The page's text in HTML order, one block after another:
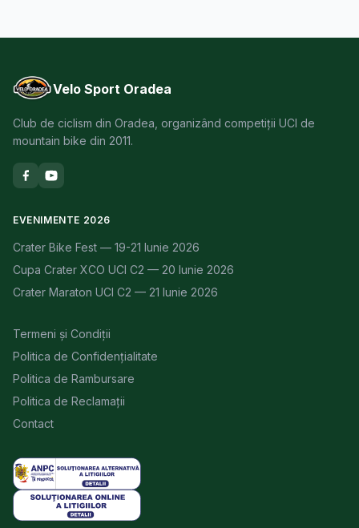
Velo Sport Oradea
Club de ciclism din Oradea, organizând competiții UCI de
mountain bike din 2011.
EVENIMENTE 2026
Crater Bike Fest — 19-21 Iunie 2026
Cupa Crater XCO UCI C2 — 20 Iunie 2026
Crater Maraton UCI C2 — 21 Iunie 2026
Termeni și Condiții
Politica de Confidențialitate
Politica de Rambursare
Politica de Reclamații
Contact